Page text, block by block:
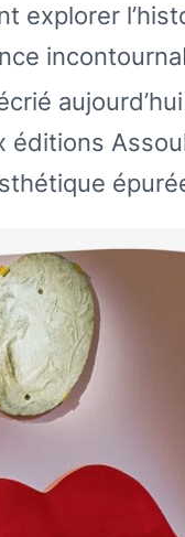
explorer
éditions